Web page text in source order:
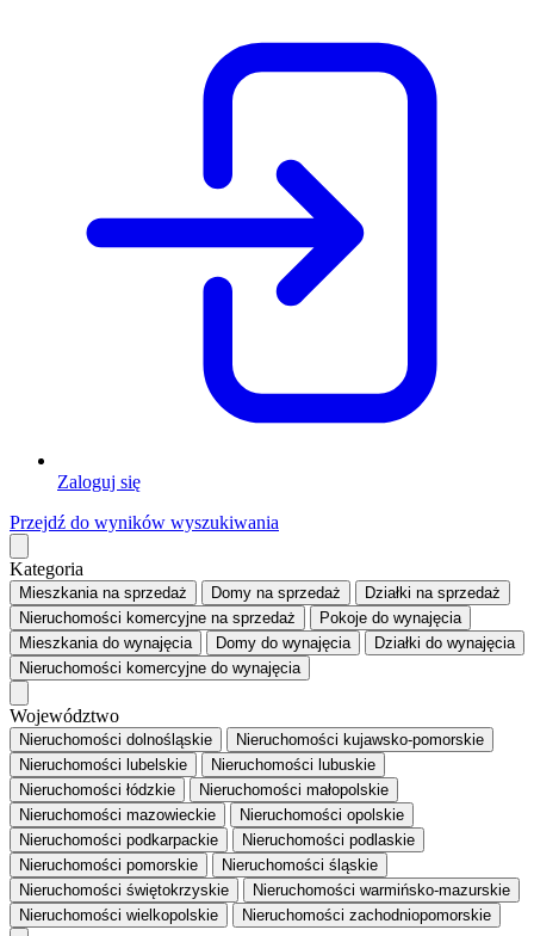
Zaloguj się
Przejdź do wyników wyszukiwania
Kategoria
Mieszkaniana sprzedaż Domy na sprzedaż Działki na sprzedaż
Nieruchomości komercyjne na sprzedaż Pokoje do wynajęcia
Mieszkaniado wynajęcia Domy do wynajęcia Działki do wynajęcia
Nieruchomości komercyjne do wynajęcia
Województwo
Nieruchomości dolnośląskie
Nieruchomości kujawsko-pomorskie
Nieruchomości lubelskie
Nieruchomości lubuskie
Nieruchomości łódzkie
Nieruchomości małopolskie
Nieruchomości mazowieckie
Nieruchomości opolskie
Nieruchomości podkarpackie
Nieruchomości podlaskie
Nieruchomości pomorskie
Nieruchomości śląskie
Nieruchomości świętokrzyskie
Nieruchomości warmińsko-mazurskie
Nieruchomości wielkopolskie
Nieruchomości zachodniopomorskie